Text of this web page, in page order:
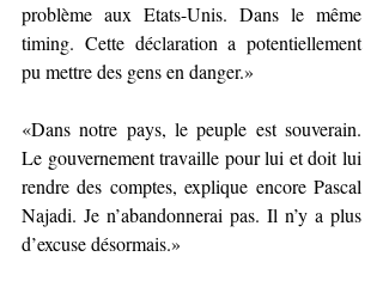
problème aux Etats-Unis. Dans le même
timing. Cette déclaration a potentiellement
pu mettre des gens en danger.»
«Dans notre pays, le peuple est souverain.
Le gouvernement travaille pour lui et doit lui
rendre des comptes, explique encore Pascal
Najadi. Je n’abandonnerai pas. Il n’y a plus
d’excuse désormais.»